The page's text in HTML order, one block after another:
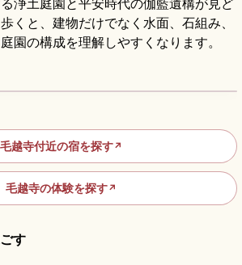
くと、建物だけでなく水面、石組み、
園の構成を理解しやすくなります。
浄土庭園と世界遺産の
毛越寺付近の宿を探す↗
毛越寺の体験を探す↗
す